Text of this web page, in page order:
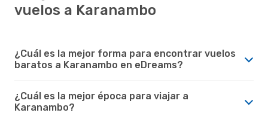
vuelos a Karanambo
¿Cuál es la mejor forma para encontrar vuelos
baratos a Karanambo en eDreams?
¿Cuál es la mejor época para viajar a
Karanambo?